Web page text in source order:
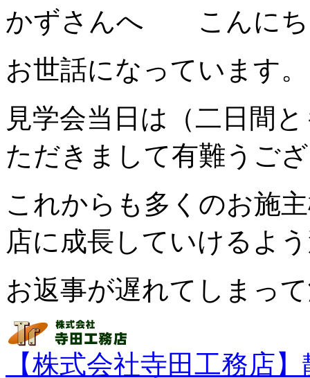
かずさんへ こんに
お世話になっています。
見学会当日は（二日間
ただきまして有難うご
これからも多くのお施
店に成長していけるよ
お返事が遅れてしまっ
【株式会社寺田工務店